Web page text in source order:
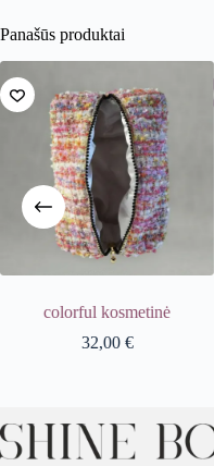
Panašūs produktai
colorful kosmetinė
32,00 €